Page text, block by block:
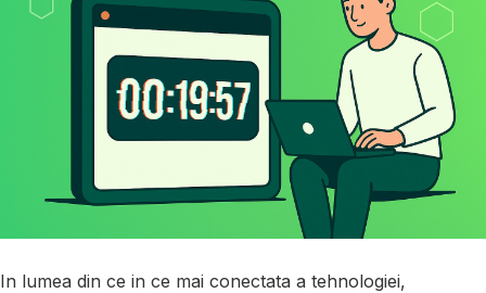
In lumea din ce in ce mai conectata a tehnologiei,